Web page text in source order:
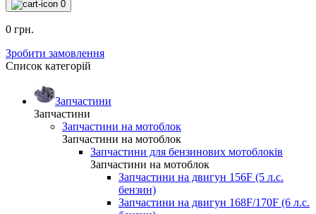
0
0 грн.
Зробити замовлення
Список категорій
Запчастини
Запчастини
Запчастини на мотоблок
Запчастини на мотоблок
Запчастини для бензинових мотоблоків
Запчастини на мотоблок
Запчастини на двигун 156F (5 л.с.
бензин)
Запчастини на двигун 168F/170F (6 л.с.